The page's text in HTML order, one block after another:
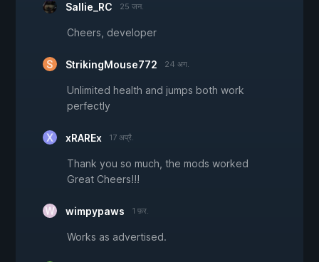
Sallie_RC 25 जन.
Cheers, developer
StrikingMouse772 24 अग.
Unlimited health and jumps both work
perfectly
xRAREx 17 अप्रै.
Thank you so much, the mods worked
Great Cheers!!!
wimpypaws 1 फ़र.
Works as advertised.